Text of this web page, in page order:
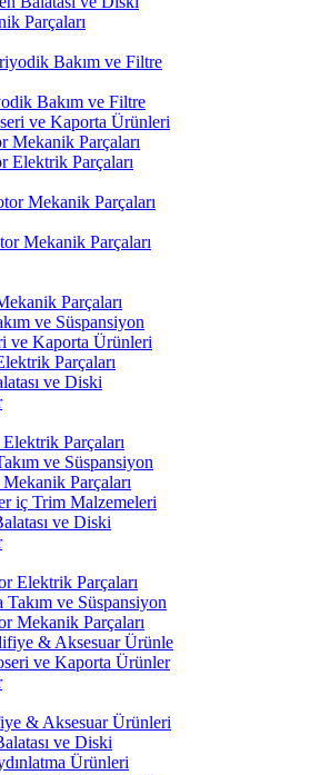
Parçaları
Bakım ve Filtre
Bakım ve Filtre
ve Kaporta Ürünleri
Mekanik Parçaları
Elektrik Parçaları
Mekanik Parçaları
Mekanik Parçaları
Parçaları
ve Süspansiyon
ve Kaporta Ürünleri
Parçaları
ve Diski
Parçaları
ve Süspansiyon
Parçaları
iç Trim Malzemeleri
ve Diski
Elektrik Parçaları
ve Süspansiyon
Mekanik Parçaları
& Aksesuar Ürünle
ve Kaporta Ürünler
& Aksesuar Ürünleri
ve Diski
Ürünleri